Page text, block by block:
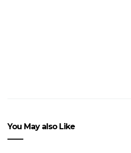
You May also Like